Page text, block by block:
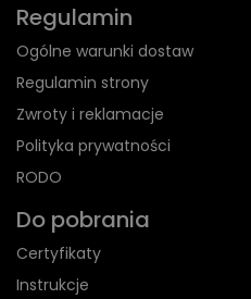
Regulamin
Ogólne warunki dostaw
Regulamin strony
Zwroty i reklamacje
Polityka prywatności
RODO
Do pobrania
Certyfikaty
Instrukcje